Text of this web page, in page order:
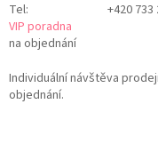
Tel:
+420 733
VIP poradna
na objednání
Individuální návštěva
objednání.